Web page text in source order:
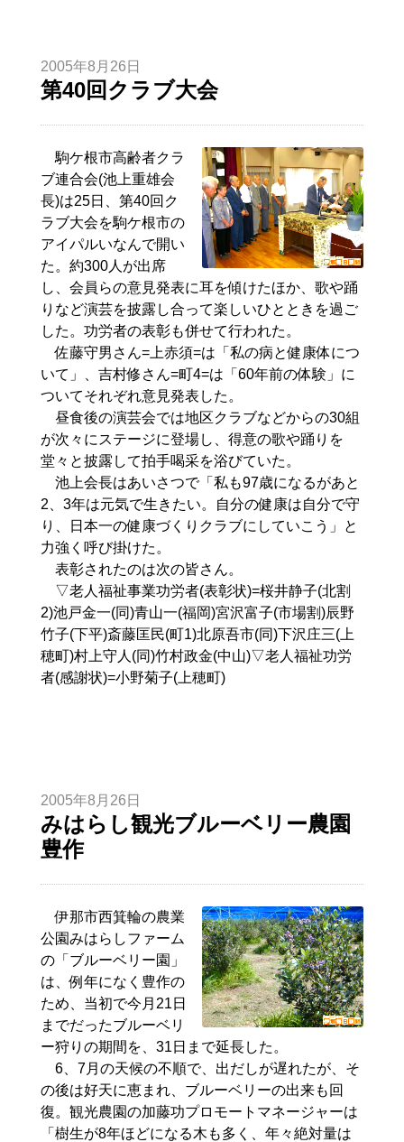
2005年8月26日
第40回クラブ大会
駒ケ根市高齢者クラ
ブ連合会(池上重雄会
長)は25日、第40回ク
ラブ大会を駒ケ根市の
アイパルいなんで開い
た。約300人が出席
し、会員らの意見発表に耳を傾けたほか、歌や踊
りなど演芸を披露し合って楽しいひとときを過ご
した。功労者の表彰も併せて行われた。
佐藤守男さん=上赤須=は「私の病と健康体につ
いて」、吉村修さん=町4=は「60年前の体験」に
ついてそれぞれ意見発表した。
昼食後の演芸会では地区クラブなどからの30組
が次々にステージに登場し、得意の歌や踊りを
堂々と披露して拍手喝采を浴びていた。
池上会長はあいさつで「私も97歳になるがあと
2、3年は元気で生きたい。自分の健康は自分で守
り、日本一の健康づくりクラブにしていこう」と
力強く呼び掛けた。
表彰されたのは次の皆さん。
▽老人福祉事業功労者(表彰状)=桜井静子(北割
2)池戸金一(同)青山一(福岡)宮沢富子(市場割)辰野
竹子(下平)斎藤匡民(町1)北原吾市(同)下沢庄三(上
穂町)村上守人(同)竹村政金(中山)▽老人福祉功労
者(感謝状)=小野菊子(上穂町)
2005年8月26日
みはらし観光ブルーベリー農園
豊作
伊那市西箕輪の農業
公園みはらしファーム
の「ブルーベリー園」
は、例年になく豊作の
ため、当初で今月21日
までだったブルーベリ
ー狩りの期間を、31日まで延長した。
6、7月の天候の不順で、出だしが遅れたが、そ
の後は好天に恵まれ、ブルーベリーの出来も回
復。観光農園の加藤功プロモートマネージャーは
「樹生が8年ほどになる木も多く、年々絶対量は